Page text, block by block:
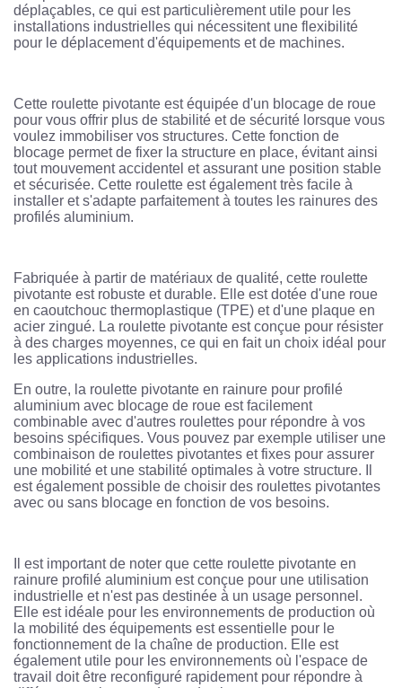
déplaçables, ce qui est particulièrement utile pour les
installations industrielles qui nécessitent une flexibilité
pour le déplacement d'équipements et de machines.
Cette roulette pivotante est équipée d'un blocage de roue
pour vous offrir plus de stabilité et de sécurité lorsque vous
voulez immobiliser vos structures. Cette fonction de
blocage permet de fixer la structure en place, évitant ainsi
tout mouvement accidentel et assurant une position stable
et sécurisée. Cette roulette est également très facile à
installer et s'adapte parfaitement à toutes les rainures des
profilés aluminium.
Fabriquée à partir de matériaux de qualité, cette roulette
pivotante est robuste et durable. Elle est dotée d'une roue
en caoutchouc thermoplastique (TPE) et d'une plaque en
acier zingué. La roulette pivotante est conçue pour résister
à des charges moyennes, ce qui en fait un choix idéal pour
les applications industrielles.
En outre, la roulette pivotante en rainure pour profilé
aluminium avec blocage de roue est facilement
combinable avec d'autres roulettes pour répondre à vos
besoins spécifiques. Vous pouvez par exemple utiliser une
combinaison de roulettes pivotantes et fixes pour assurer
une mobilité et une stabilité optimales à votre structure. Il
est également possible de choisir des roulettes pivotantes
avec ou sans blocage en fonction de vos besoins.
Il est important de noter que cette roulette pivotante en
rainure profilé aluminium est conçue pour une utilisation
industrielle et n'est pas destinée à un usage personnel.
Elle est idéale pour les environnements de production où
la mobilité des équipements est essentielle pour le
fonctionnement de la chaîne de production. Elle est
également utile pour les environnements où l'espace de
travail doit être reconfiguré rapidement pour répondre à